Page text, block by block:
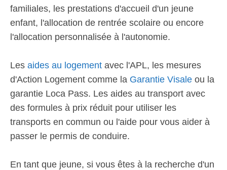
familiales, les prestations d'accueil d'un jeune
enfant, l'allocation de rentrée scolaire ou encore
l'allocation personnalisée à l'autonomie.
Les aides au logement avec l'APL, les mesures
d'Action Logement comme la Garantie Visale ou la
garantie Loca Pass. Les aides au transport avec
des formules à prix réduit pour utiliser les
transports en commun ou l'aide pour vous aider à
passer le permis de conduire.
En tant que jeune, si vous êtes à la recherche d'un